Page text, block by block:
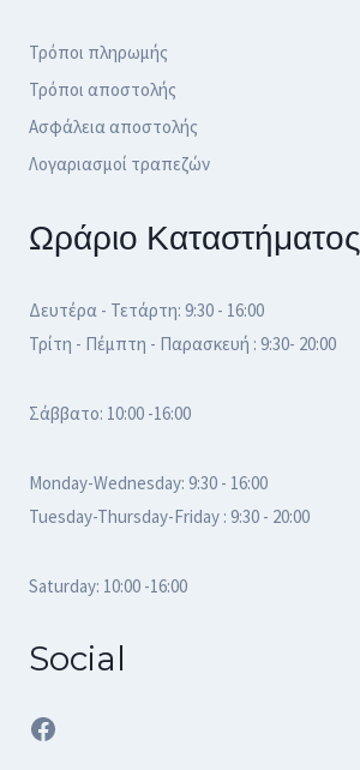
Τρόποι πληρωμής
Τρόποι αποστολής
Ασφάλεια αποστολής
Λογαριασμοί τραπεζών
Ωράριο Καταστήματος
Δευτέρα - Τετάρτη: 9:30 - 16:00
Τρίτη - Πέμπτη - Παρασκευή : 9:30- 20:00
Σάββατο: 10:00 -16:00
Monday-Wednesday: 9:30 - 16:00
Tuesday-Thursday-Friday : 9:30 - 20:00
Saturday: 10:00 -16:00
Social
Facebook